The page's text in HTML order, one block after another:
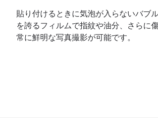
貼り付けるときに気泡が入らないバブ
を誇るフィルムで指紋や油分、さらに
常に鮮明な写真撮影が可能です。